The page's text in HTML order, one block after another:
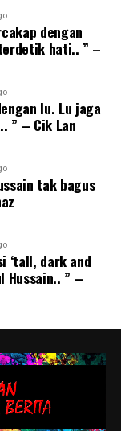
dengan
hati.. ” –
lu. Lu jaga
” – Cik Lan
tak bagus
‘tall, dark and
Hussain.. ” –